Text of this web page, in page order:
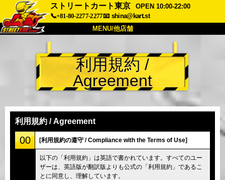
ストリートカート東京
OPEN 10:00-22:00
📞+81-80-2277-2277📧 shina@kart.st
MENU/他店舗
概要 車両 価格
アクセス 評価 FAQ
東京 品川
東京 渋谷アネックス 東京ベイ
利用規約 /
Agreement
利用規約 / Agreement
00 [利用規約の遵守 / Compliance with the Terms of Use]
以下の「利用規約」は英語で書かれています。すべてのユー
ザーは、英語版が翻訳版よりも公式の「利用規約」であるこ
とに同意し、理解しています。